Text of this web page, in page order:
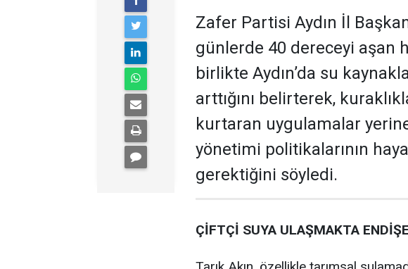
Zafer Partisi Aydın İl
günlerde 40 dereceyi aşan
birlikte Aydın’da su
arttığını belirterek,
kurtaran uygulamalar
yönetimi politikalarının
gerektiğini söyledi.
ÇİFTÇİ SUYA ULAŞMAKTA